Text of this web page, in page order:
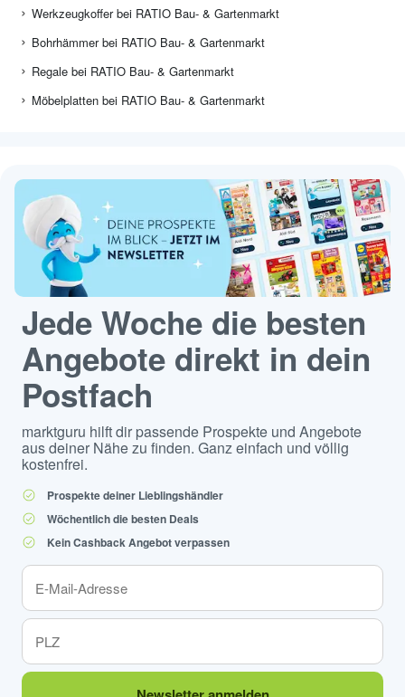
Werkzeugkoffer bei RATIO Bau- & Gartenmarkt
Bohrhämmer bei RATIO Bau- & Gartenmarkt
Regale bei RATIO Bau- & Gartenmarkt
Möbelplatten bei RATIO Bau- & Gartenmarkt
Jede Woche die besten
Angebote direkt in dein
Postfach
marktguru hilft dir passende Prospekte und Angebote
aus deiner Nähe zu finden. Ganz einfach und völlig
kostenfrei.
Prospekte deiner Lieblingshändler
Wöchentlich die besten Deals
Kein Cashback Angebot verpassen